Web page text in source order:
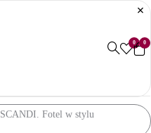
0 0
SCANDI. Fotel w stylu